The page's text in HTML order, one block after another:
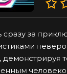
сразу за